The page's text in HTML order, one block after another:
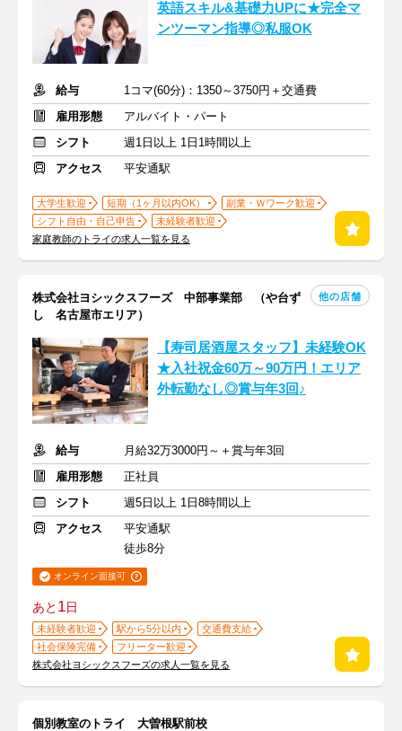
英語スキル&基礎力UPに★完全マ
ンツーマン指導◎私服OK
給与
1コマ(60分)：1350～3750円＋交通費
雇用形態
アルバイト・パート
シフト
週1日以上 1日1時間以上
アクセス
平安通駅
大学生歓迎 短期（1ヶ月以内OK）
副業・Ｗワーク歓迎
シフト自由・自己申告
未経験者歓迎
家庭教師のトライの求人一覧を見る
株式会社ヨシックスフーズ 中部事業部 （や台ず
し 名古屋市エリア）
他の店舗
【寿司居酒屋スタッフ】未経験OK
★入社祝金60万～90万円！エリア
外転勤なし◎賞与年3回♪
給与
月給32万3000円～＋賞与年3回
雇用形態
正社員
シフト
週5日以上 1日8時間以上
アクセス
平安通駅
徒歩8分
オンライン面接可
あと 1日
未経験者歓迎 駅から5分以内
交通費支給
社会保険完備
フリーター歓迎
株式会社ヨシックスフーズの求人一覧を見る
個別教室のトライ 大曽根駅前校